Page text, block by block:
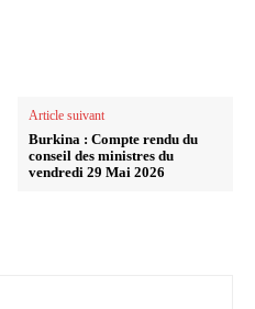
Article suivant
Burkina : Compte rendu du
conseil des ministres du
vendredi 29 Mai 2026